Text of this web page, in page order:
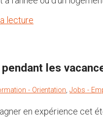
lecture
les
- Orientation, Jobs -
en expérience cet